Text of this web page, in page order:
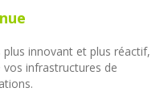
innovant et plus réactif,
infrastructures de